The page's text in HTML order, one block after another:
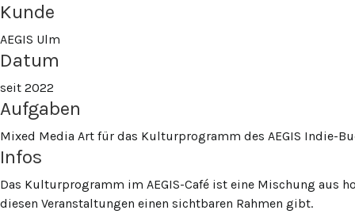
Kunde
AEGIS Ulm
Datum
seit 2022
Aufgaben
Mixed Media Art für das Kulturprogramm des AEGIS Indie-
Infos
Das Kulturprogramm im AEGIS-Café ist eine Mischung aus
diesen Veranstaltungen einen sichtbaren Rahmen gibt.